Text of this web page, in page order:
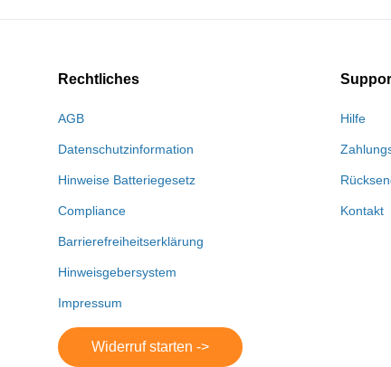
Rechtliches
AGB
Datenschutzinformation
Hinweise Batteriegesetz
Compliance
Barrierefreiheitserklärung
Hinweisgebersystem
Impressum
Widerruf starten ->
Hilfe
Kontakt